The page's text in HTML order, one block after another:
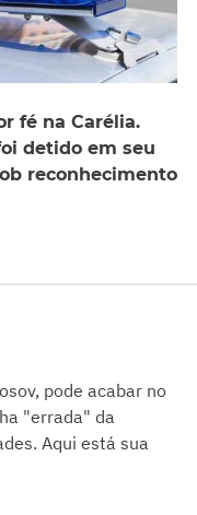
fé na Carélia.
detido em seu
reconhecimento
pode acabar no
"errada" da
Aqui está sua